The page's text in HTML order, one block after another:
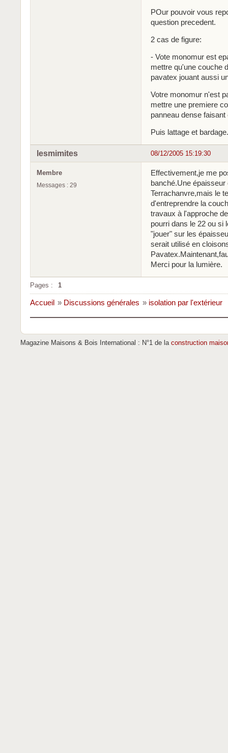
POur pouvoir vous
question precedent.
2 cas de figure:
- Vote monomur est
mettre qu'une couche
pavatex jouant aussi
Votre monomur n'est
mettre une premiere
panneau dense
Puis lattage et bardage.
08/12/2005 15:19:30
lesmimites
Membre
Messages : 29
Effectivement,je me
banché.Une
Terrachanvre,mais le
d'entreprendre la
travaux à l'approche
pourri dans le 22 ou si
"jouer" sur les
serait utilisé en
Merci pour la lumière.
Pages : 1
Accueil » Discussions générales » isolation par l'extérieur
Magazine Maisons & Bois International : N°1 de la construction